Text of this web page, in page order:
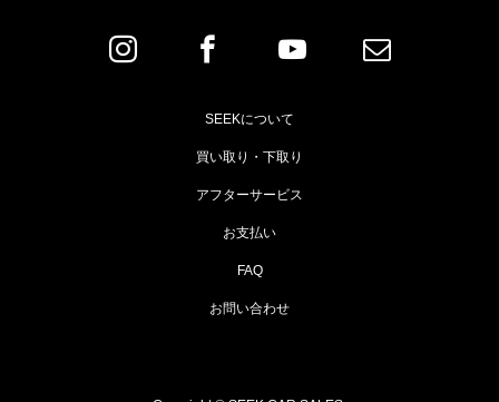
SEEKについて
買い取り・下取り
アフターサービス
お支払い
FAQ
お問い合わせ